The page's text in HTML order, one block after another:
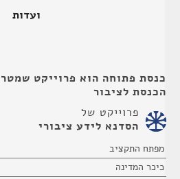
ועדות
כנסת פתוחה הוא פרוייקט
הכנסת לציבור
פרוייקט של
הסדנא לידע ציבורי
מפתח התקציב
כיכר המדינה